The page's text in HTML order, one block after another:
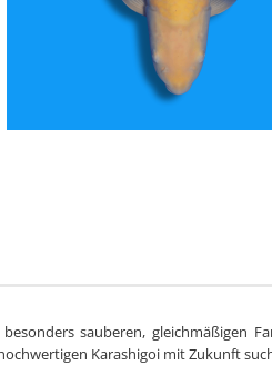
sauberen, gleichmäßigen
Karashigoi mit Zukunft